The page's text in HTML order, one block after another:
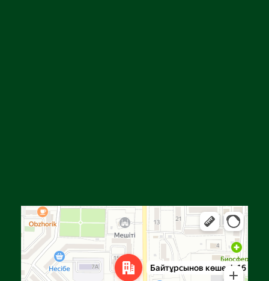
Яндекс Карталар — көлік, навигация, орындарды іздеу